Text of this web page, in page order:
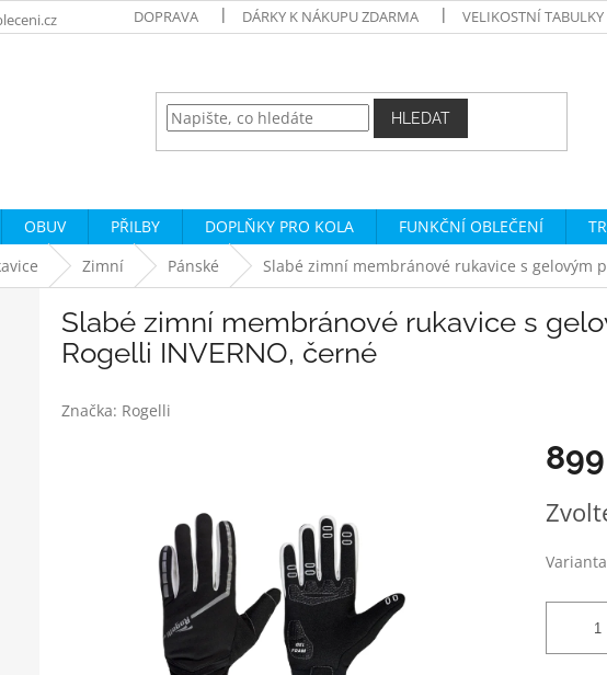
DOPRAVA DÁRKY K NÁKUPU ZDARMA VELIKOSTNÍ TABULKY
HLEDAT
OBUV PŘILBY DOPLŇKY PRO KOLA FUNKČNÍ OBLEČENÍ
Zimní Pánské Slabé zimní membránové rukavice s gelovým
Slabé zimní membránové rukavice s
Rogelli INVERNO, černé
Značka: Rogelli
cena:
Varianta